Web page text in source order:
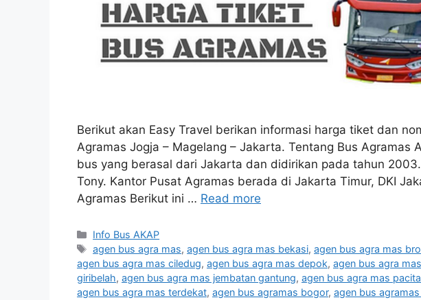
Berikut akan Easy Travel berikan informasi harga tiket dan
Agramas Jogja – Magelang – Jakarta. Tentang Bus Agramas
bus yang berasal dari Jakarta dan didirikan pada tahun
Tony. Kantor Pusat Agramas berada di Jakarta Timur, DKI
Agramas Berikut ini … Read more
Categories
Info Bus AKAP
Tags
agen bus agra mas,agen bus agra mas bekasi,agen bus agra mas
agen bus agra mas ciledug, agen bus agra mas depok, agen bus agra
giribelah, agen bus agra mas jembatan gantung, agen bus agra mas
agen bus agra mas terdekat, agen bus agramas bogor, agen bus